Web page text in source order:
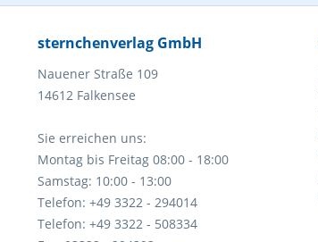
sternchenverlag GmbH
Nauener Straße 109
14612 Falkensee
Sie erreichen uns:
Montag bis Freitag 08:00 - 18:00
Samstag: 10:00 - 13:00
Telefon: +49 3322 - 294014
Telefon: +49 3322 - 508334